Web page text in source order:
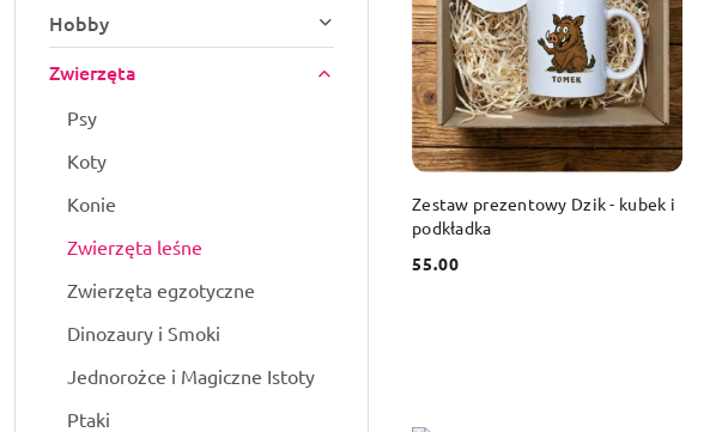
Hobby
Zwierzęta
Psy
Koty
Konie
Zwierzęta leśne
Zwierzęta egzotyczne
Dinozaury i Smoki
Jednorożce i Magiczne Istoty
Ptaki
Zestaw prezentowy Dzik - kubek i
podkładka
Cena:
55.00